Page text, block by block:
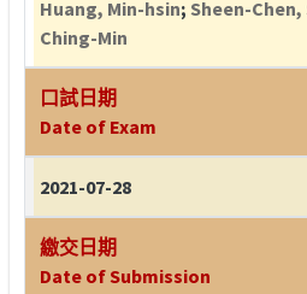
Huang, Min-hsin; Sheen-
Ching-Min
口試日期
Date of Exam
2021-07-28
繳交日期
Date of Submission